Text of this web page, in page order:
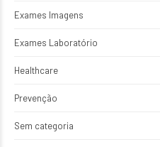
Exames Imagens
Exames Laboratório
Healthcare
Prevenção
Sem categoria